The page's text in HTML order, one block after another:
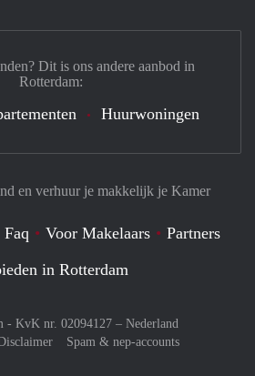
en verhuur je makkelijk je Kamer
Faq Voor Makelaars
Partners
in Rotterdam
- KvK nr. 02094127 – Nederland
Spam & nep-accounts
Dit is ons andere aanbod in
Rotterdam:
Huurwoningen